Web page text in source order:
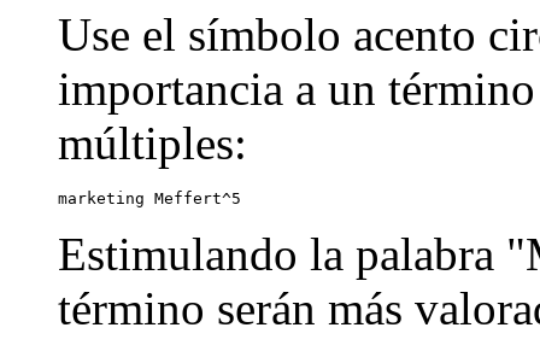
Use el símbolo acento
importancia a un
múltiples:
marketing Meffert^5
Estimulando la palabra
término serán más